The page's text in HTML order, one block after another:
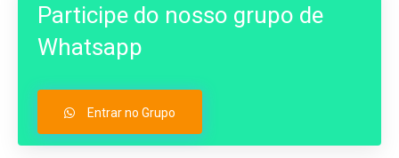
Participe do nosso grupo de
Whatsapp
Entrar no Grupo